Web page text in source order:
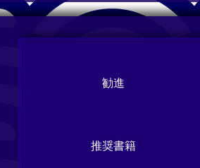
勧進
推奨書籍